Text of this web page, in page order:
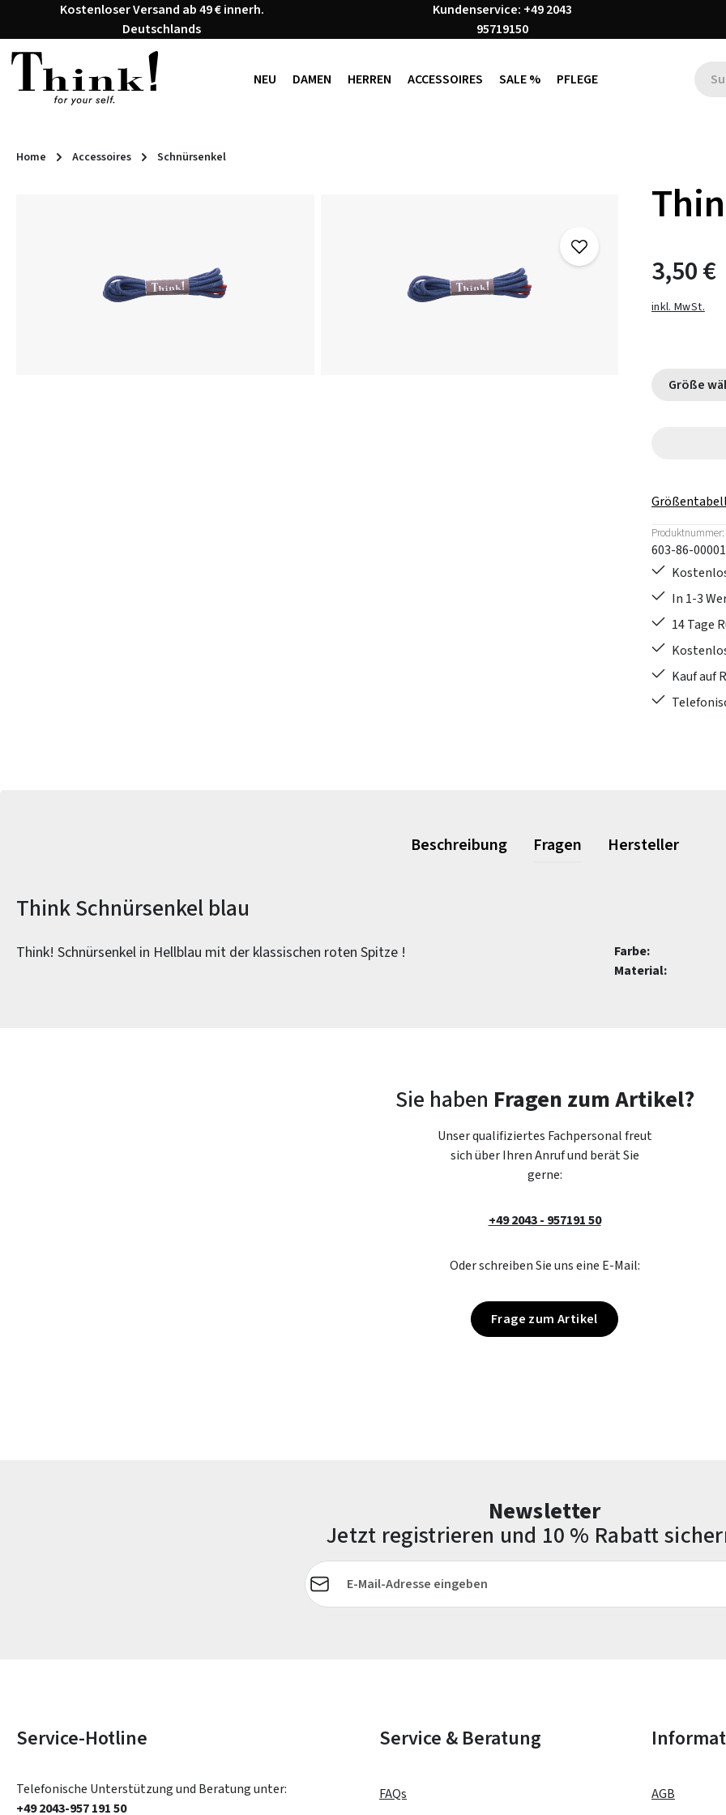
Hauptinhalt springen
Zur Suche springen
Zur Hauptnavigation springen
Kostenloser Versand ab 49 € innerh.
Deutschlands
Kundenservice: +49 2043
95719150
NEU DAMEN HERREN ACCESSOIRES SALE % PFLEGE
Home Accessoires Schnürsenkel
3,50 €
inkl. MwSt.
Produktnummer:
603-86-00001
In 1-3
14 Tage
Kauf auf
Beschreibung Fragen Hersteller
Produktinformationen
Think Schnürsenkel blau
Think! Schnürsenkel in Hellblau mit der klassischen roten Spitze ! Farbe:
Material:
Sie haben Fragen zum Artikel?
Unser qualifiziertes Fachpersonal freut
sich über Ihren Anruf und berät Sie
gerne:
+49 2043 - 957191 50
Oder schreiben Sie uns eine E-Mail:
Frage zum Artikel
Newsletter
Jetzt registrieren und 10 % Rabatt
E-Mail-Adresse*
Service-Hotline
Telefonische Unterstützung und Beratung unter:
+49 2043-957 191 50
Service & Beratung
FAQs
AGB